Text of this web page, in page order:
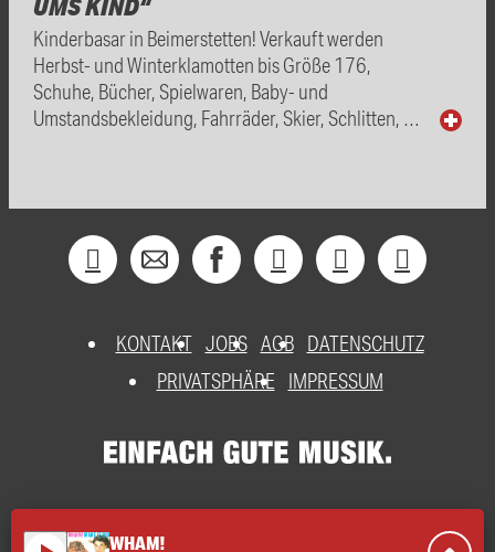
Kinderbasar in Beimerstetten! Verkauft werden
Herbst- und Winterklamotten bis Größe 176,
Schuhe, Bücher, Spielwaren, Baby- und
Umstandsbekleidung, Fahrräder, Skier, Schlitten, …
KONTAKT JOBS AGB DATENSCHUTZ
PRIVATSPHÄRE
IMPRESSUM
WHAM!